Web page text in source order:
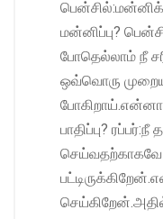
மன்னிப்பு?
போதெல்லாம் நீ
ஒவ்வொரு
பாதிப்பு?